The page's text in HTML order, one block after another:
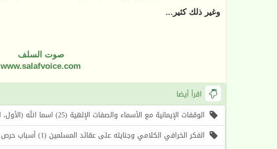
وغير ذلك كثير...
صوت السلف
www.salafvoice.com
اقرأ أيضا
الوقفات الإيمانية مع الأسماء والصفات الإلهية (25) اسما الله (الأول، الآخر) (موعظة الأسبوع)
الفكر الخرافي الكلامي وجنايته على عقائد المسلمين (1) أسباب حرص الغرب على إحياء هذا الفكر (1)